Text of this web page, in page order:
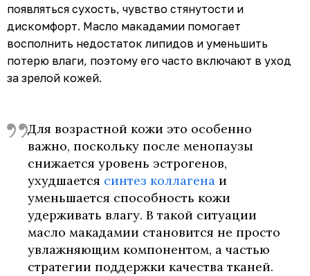
появляться сухость, чувство стянутости и
дискомфорт. Масло макадамии помогает
восполнить недостаток липидов и уменьшить
потерю влаги, поэтому его часто включают в уход
за зрелой кожей.
Для возрастной кожи это особенно
важно, поскольку после менопаузы
снижается уровень эстрогенов,
ухудшается синтез коллагена и
уменьшается способность кожи
удерживать влагу. В такой ситуации
масло макадамии становится не просто
увлажняющим компонентом, а частью
стратегии поддержки качества тканей.